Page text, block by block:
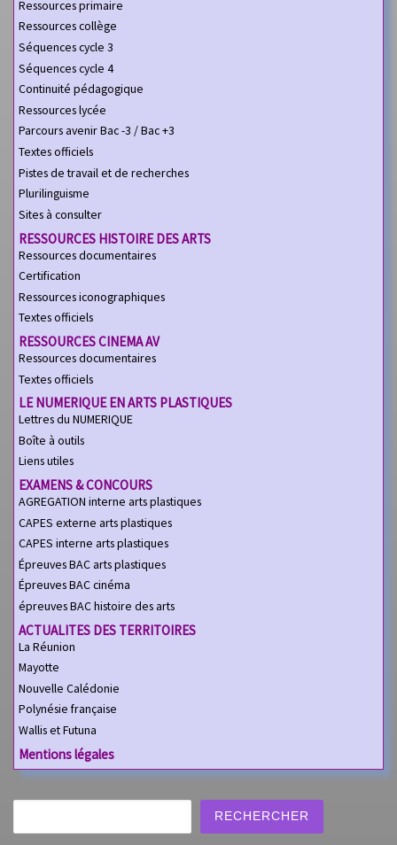
Ressources primaire
Ressources collège
Séquences cycle 3
Séquences cycle 4
Continuité pédagogique
Ressources lycée
Parcours avenir Bac -3 / Bac +3
Textes officiels
Pistes de travail et de recherches
Plurilinguisme
Sites à consulter
RESSOURCES HISTOIRE DES ARTS
Ressources documentaires
Certification
Ressources iconographiques
Textes officiels
RESSOURCES CINEMA AV
Ressources documentaires
Textes officiels
LE NUMERIQUE EN ARTS PLASTIQUES
Lettres du NUMERIQUE
Boîte à outils
Liens utiles
EXAMENS & CONCOURS
AGREGATION interne arts plastiques
CAPES externe arts plastiques
CAPES interne arts plastiques
Épreuves BAC arts plastiques
Épreuves BAC cinéma
épreuves BAC histoire des arts
ACTUALITES DES TERRITOIRES
La Réunion
Mayotte
Nouvelle Calédonie
Polynésie française
Wallis et Futuna
Mentions légales
RECHERCHER